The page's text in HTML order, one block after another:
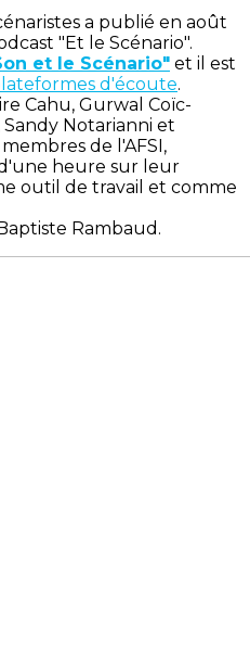
a publié en août
"Et le Scénario".
et le Scénario" et il est
d'écoute.
Cahu, Gurwal Coïc-
Sandy Notarianni et
de l'AFSI,
heure sur leur
outil de travail et comme
Rambaud.